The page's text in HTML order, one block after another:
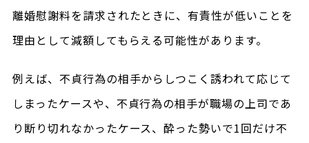
離婚慰謝料を請求されたときに、有責性が低いことを
理由として減額してもらえる可能性があります。
例えば、不貞行為の相手からしつこく誘われて応じて
しまったケースや、不貞行為の相手が職場の上司であ
り断り切れなかったケース、酔った勢いで1回だけ不